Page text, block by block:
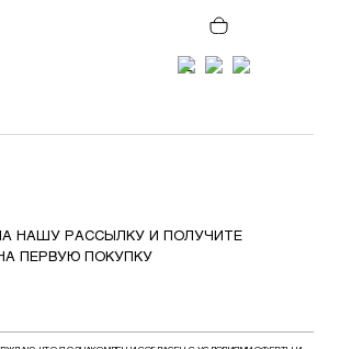
НАШУ РАССЫЛКУ И ПОЛУЧИТЕ
ПЕРВУЮ ПОКУПКУ